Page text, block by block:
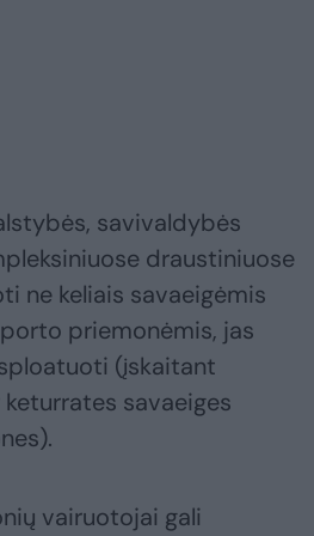
savivaldybės
draustiniuose
ne keliais savaeigėmis
priemonėmis, jas
(įskaitant
savaeiges
vairuotojai gali